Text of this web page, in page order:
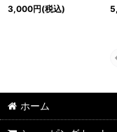
3,000円(税込)
ホーム